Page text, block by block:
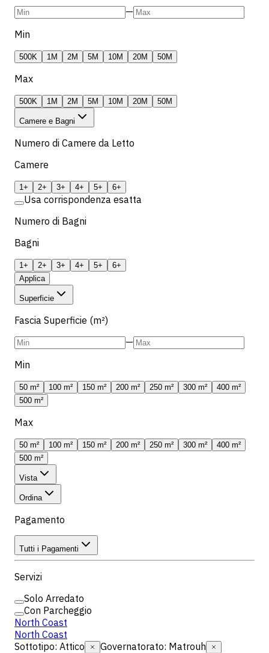
—
Min
500K 1M 2M 5M 10M 20M 50M
Max
500K 1M 2M 5M 10M 20M 50M
Camere e Bagni
Numero di Camere da Letto
Camere
1+ 2+ 3+ 4+ 5+ 6+
Usa corrispondenza esatta
Numero di Bagni
Bagni
1+ 2+ 3+ 4+ 5+
6+
Applica
Superficie
Fascia Superficie (m²)
—
Min
50 m² 100 m² 150 m² 200 m² 250 m² 300 m²
400 m²
500 m²
Max
50 m² 100 m² 150 m² 200 m² 250 m² 300 m²
400 m²
500 m²
Vista
Ordina
Pagamento
Tutti i Pagamenti
Servizi
Solo Arredato
Con Parcheggio
North Coast
North Coast
Sottotipo: Attico Governatorato: Matrouh